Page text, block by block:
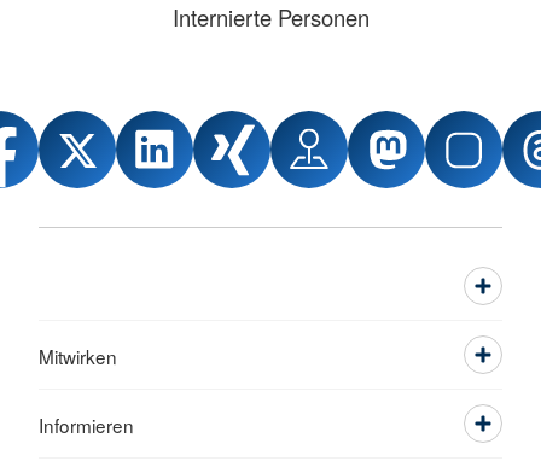
Internierte Personen
Mitwirken
Informieren